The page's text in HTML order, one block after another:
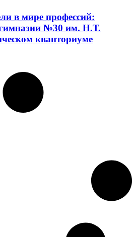
в мире профессий:
№30 им. Н.Т.
кванториуме